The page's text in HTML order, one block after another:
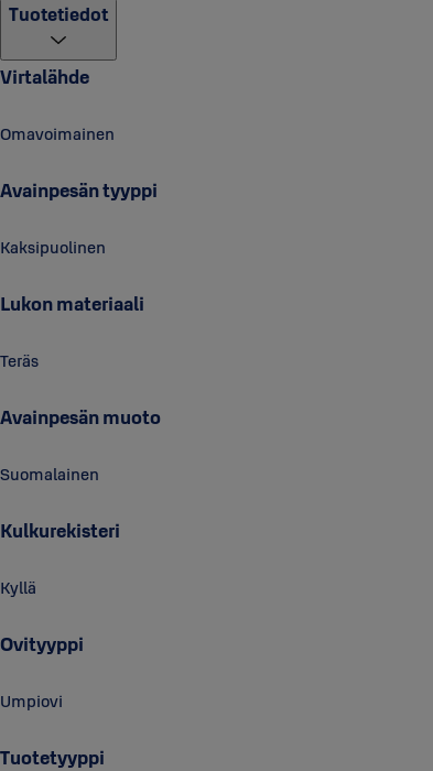
Tuotetiedot
Virtalähde
Omavoimainen
Avainpesän tyyppi
Kaksipuolinen
Lukon materiaali
Teräs
Avainpesän muoto
Suomalainen
Kulkurekisteri
Kyllä
Ovityyppi
Umpiovi
Tuotetyyppi